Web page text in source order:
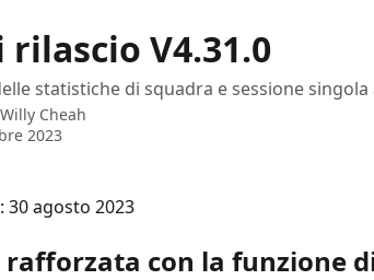
V4.31.0
statistiche di squadra e sessione singola
Willy Cheah
2023
30 agosto 2023
rafforzata con la funzione